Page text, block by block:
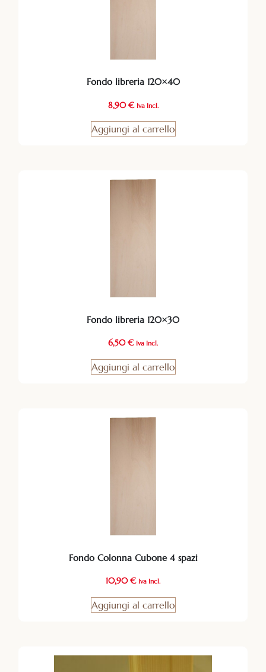
Fondo libreria 120×40
8,90€ Iva Incl.
Aggiungi al carrello
Fondo libreria 120×30
6,50€ Iva Incl.
Aggiungi al carrello
Fondo Colonna Cubone 4 spazi
10,90€ Iva Incl.
Aggiungi al carrello